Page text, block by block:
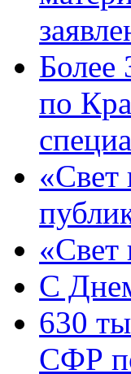
Более
по
C
630
СФР